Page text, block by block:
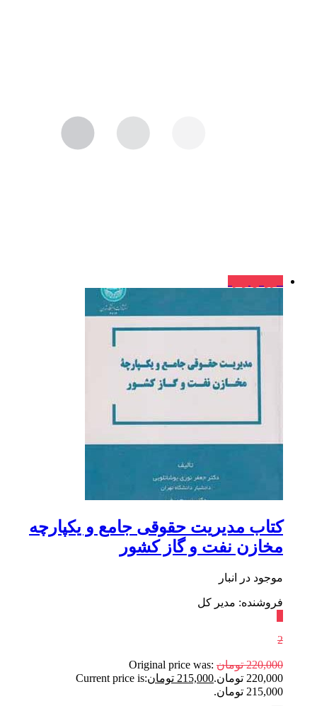
کتاب مدیریت حقوقی جامع و یکپارچه
مخازن نفت و گاز کشور
موجود در انبار
فروشنده: مدیر کل
2
220,000 تومان Original price was:
220,000 تومان.
215,000 تومانCurrent price is:
215,000 تومان.